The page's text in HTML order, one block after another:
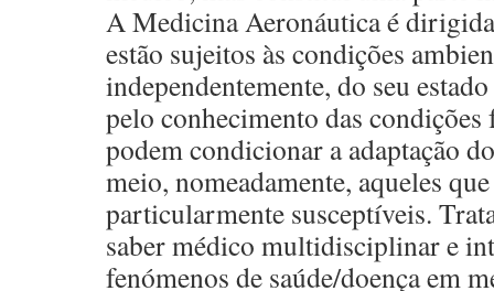
A Medicina Aeronáutica é
estão sujeitos às condições
independentemente, do seu
pelo conhecimento das
podem condicionar a adaptação
meio, nomeadamente, aqueles
particularmente susceptíveis.
saber médico multidisciplinar e
fenómenos de saúde/doença em